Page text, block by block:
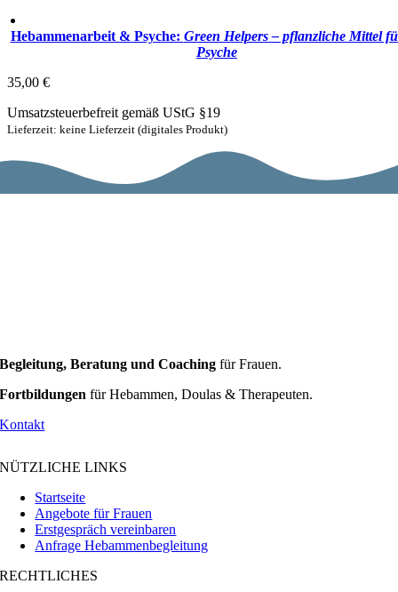
Hebammenarbeit & Psyche: Green Helpers – pflanzliche Mittel
Psyche
35,00 €
Umsatzsteuerbefreit gemäß UStG §19
Lieferzeit: keine Lieferzeit (digitales Produkt)
Begleitung, Beratung und Coaching für Frauen.
Fortbildungen für Hebammen, Doulas & Therapeuten.
Kontakt
NÜTZLICHE LINKS
Startseite
Angebote für Frauen
Erstgespräch vereinbaren
Anfrage Hebammenbegleitung
RECHTLICHES